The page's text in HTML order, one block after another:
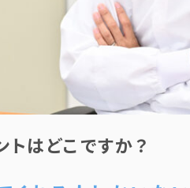
はどこですか？